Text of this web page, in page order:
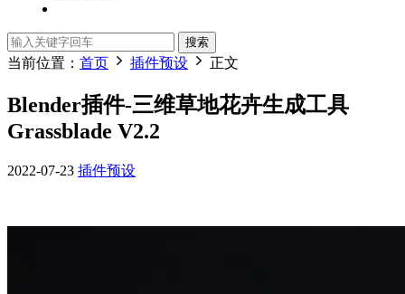
搜索
当前位置： 首页 插件预设 正文
Blender插件-三维草地花卉生成工具
Grassblade V2.2
2022-07-23 插件预设